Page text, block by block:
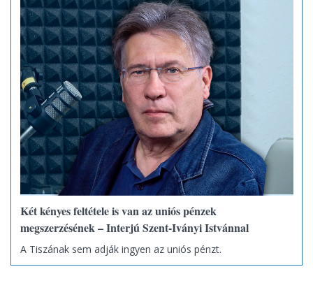
Két kényes feltétele is van az uniós pénzek
megszerzésének – Interjú Szent-Iványi Istvánnal
A Tiszának sem adják ingyen az uniós pénzt.